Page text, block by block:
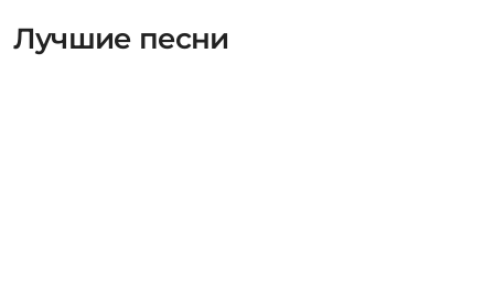
Лучшие песни